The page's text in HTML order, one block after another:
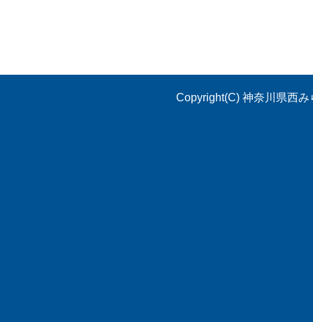
Copyright(C) 神奈川県西